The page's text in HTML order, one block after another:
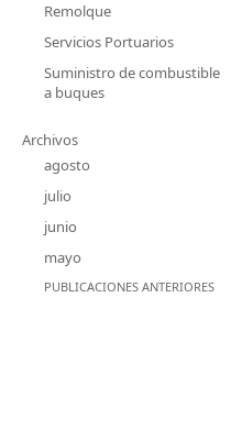
Remolque
Servicios Portuarios
Suministro de combustible
a buques
Archivos
agosto
julio
junio
mayo
PUBLICACIONES ANTERIORES